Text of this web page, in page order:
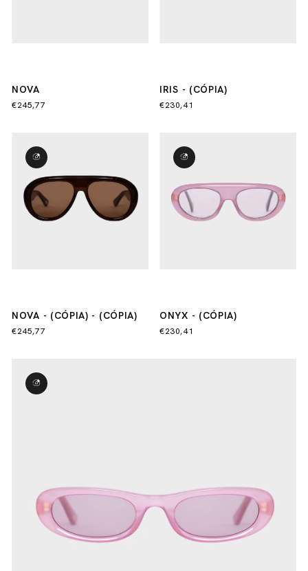
NOVA
€245,77
IRIS - (CÓPIA)
€230,41
NOVA - (CÓPIA) - (CÓPIA)
€245,77
ONYX - (CÓPIA)
€230,41